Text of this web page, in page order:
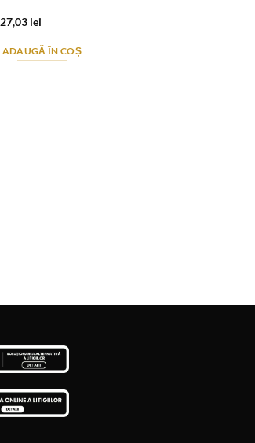
27,03 lei
ADAUGĂ ÎN COȘ